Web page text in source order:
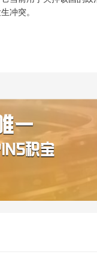
冲突。